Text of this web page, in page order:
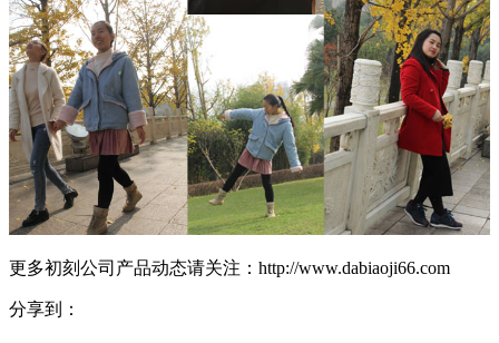
更多初刻公司产品动态请关注：http://www.dabiaoji66.com
分享到：